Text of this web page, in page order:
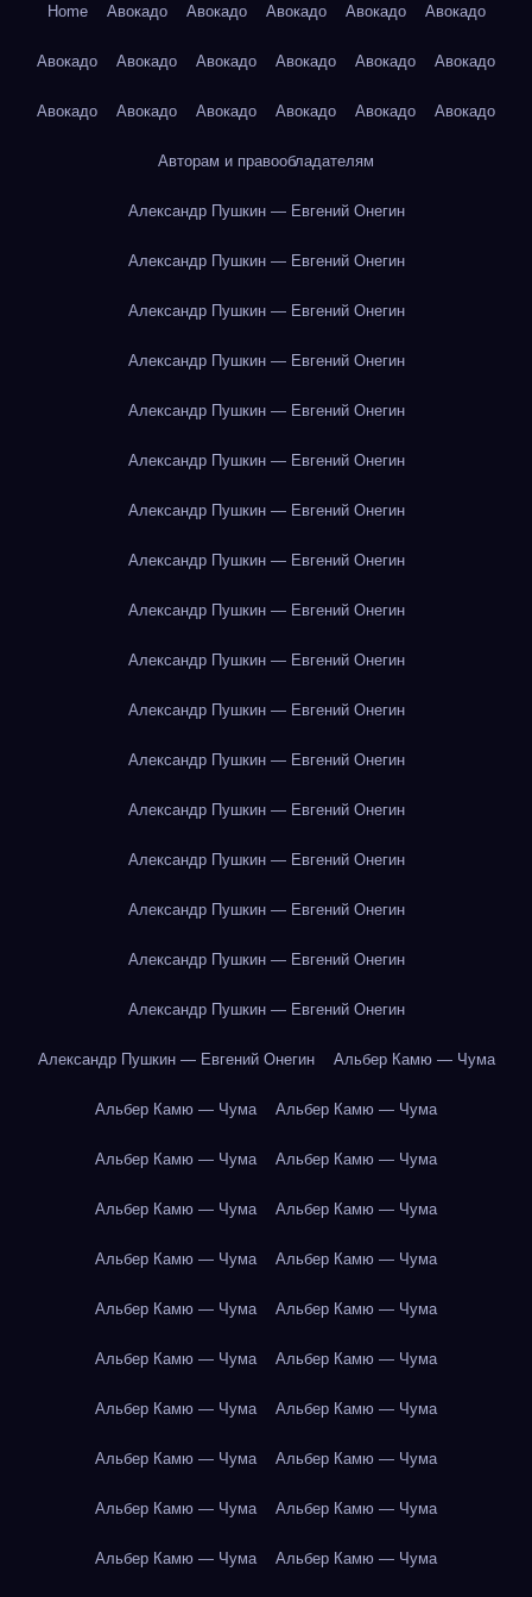
Home Авокадо Авокадо Авокадо Авокадо Авокадо
Авокадо Авокадо Авокадо Авокадо Авокадо Авокадо
Авокадо Авокадо Авокадо Авокадо Авокадо Авокадо
Авторам и правообладателям
Александр Пушкин — Евгений Онегин
Александр Пушкин — Евгений Онегин
Александр Пушкин — Евгений Онегин
Александр Пушкин — Евгений Онегин
Александр Пушкин — Евгений Онегин
Александр Пушкин — Евгений Онегин
Александр Пушкин — Евгений Онегин
Александр Пушкин — Евгений Онегин
Александр Пушкин — Евгений Онегин
Александр Пушкин — Евгений Онегин
Александр Пушкин — Евгений Онегин
Александр Пушкин — Евгений Онегин
Александр Пушкин — Евгений Онегин
Александр Пушкин — Евгений Онегин
Александр Пушкин — Евгений Онегин
Александр Пушкин — Евгений Онегин
Александр Пушкин — Евгений Онегин
Александр Пушкин — Евгений Онегин Альбер Камю — Чума
Альбер Камю — Чума Альбер Камю — Чума
Альбер Камю — Чума Альбер Камю — Чума
Альбер Камю — Чума Альбер Камю — Чума
Альбер Камю — Чума Альбер Камю — Чума
Альбер Камю — Чума Альбер Камю — Чума
Альбер Камю — Чума Альбер Камю — Чума
Альбер Камю — Чума Альбер Камю — Чума
Альбер Камю — Чума Альбер Камю — Чума
Альбер Камю — Чума Альбер Камю — Чума
Альбер Камю — Чума Альбер Камю — Чума